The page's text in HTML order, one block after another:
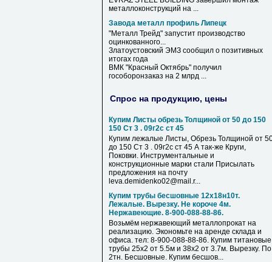
металлоконструкций на ...
Завода металл профиль Липецк
"Металл Трейд" запустит производство
оцинкованного...
Златоустовский ЭМЗ сообщил о позитивных
итогах года
ВМК "Красный Октябрь" получил
гособоронзаказ на 2 млрд ...
Спрос на продукцию, цены
Купим Листы обрезь Толщиной от 50 до 150
150 Ст 3 . 09г2с ст 45
Купим лежалые Листы, Обрезь Толщиной от
до 150 Ст 3 . 09г2с ст 45 А так-же Круги,
Поковки. Инструментальные и
конструкционные марки стали Присылать
предложения на почту
leva.demidenko02@mail.r...
Купим трубы бесшовные 12х18н10т.
Лежалые. Вырезку. Не короче 4м.
Нержавеющие. 8-900-088-88-86.
Возьмём нержавеющий металлопрокат на
реализацию. Экономьте на аренде склада и
офиса. тел: 8-900-088-88-86. Купим титановые
трубы 25х2 от 5.5м и 38х2 от 3.7м. Вырезку. По
2тн. Бесшовные. Купим бесшов...